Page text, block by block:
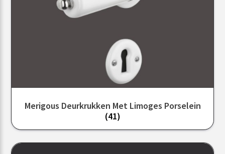
Merigous Deurkrukken Met Limoges Porselein
(41)